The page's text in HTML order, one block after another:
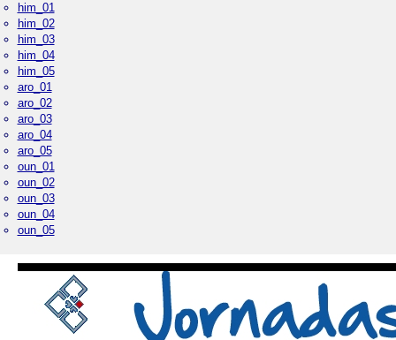
him_01
him_02
him_03
him_04
him_05
aro_01
aro_02
aro_03
aro_04
aro_05
oun_01
oun_02
oun_03
oun_04
oun_05